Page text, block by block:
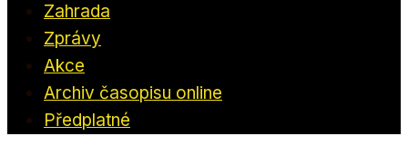
Zahrada
Zprávy
Akce
Archiv časopisu online
Předplatné